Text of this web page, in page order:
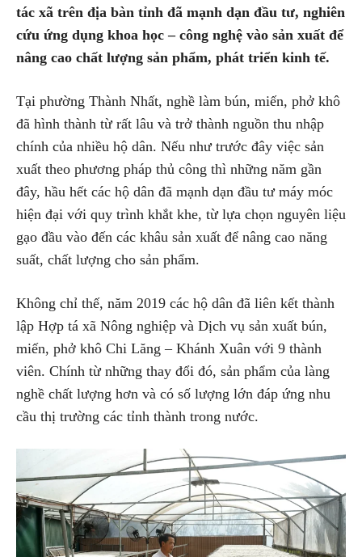
tác xã trên địa bàn tỉnh đã mạnh dạn đầu tư, nghiên
cứu ứng dụng khoa học – công nghệ vào sản xuất để
nâng cao chất lượng sản phẩm, phát triển kinh tế.
Tại phường Thành Nhất, nghề làm bún, miến, phở khô
đã hình thành từ rất lâu và trở thành nguồn thu nhập
chính của nhiều hộ dân. Nếu như trước đây việc sản
xuất theo phương pháp thủ công thì những năm gần
đây, hầu hết các hộ dân đã mạnh dạn đầu tư máy móc
hiện đại với quy trình khắt khe, từ lựa chọn nguyên liệu
gạo đầu vào đến các khâu sản xuất để nâng cao năng
suất, chất lượng cho sản phẩm.
Không chỉ thế, năm 2019 các hộ dân đã liên kết thành
lập Hợp tá xã Nông nghiệp và Dịch vụ sản xuất bún,
miến, phở khô Chi Lăng – Khánh Xuân với 9 thành
viên. Chính từ những thay đổi đó, sản phẩm của làng
nghề chất lượng hơn và có số lượng lớn đáp ứng nhu
cầu thị trường các tỉnh thành trong nước.